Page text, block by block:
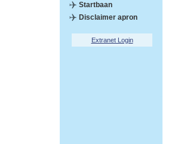
Startbaan
Disclaimer apron
Extranet Login